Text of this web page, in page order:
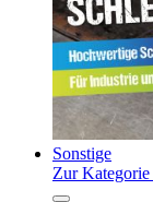
Sonstige
Zur Kategorie